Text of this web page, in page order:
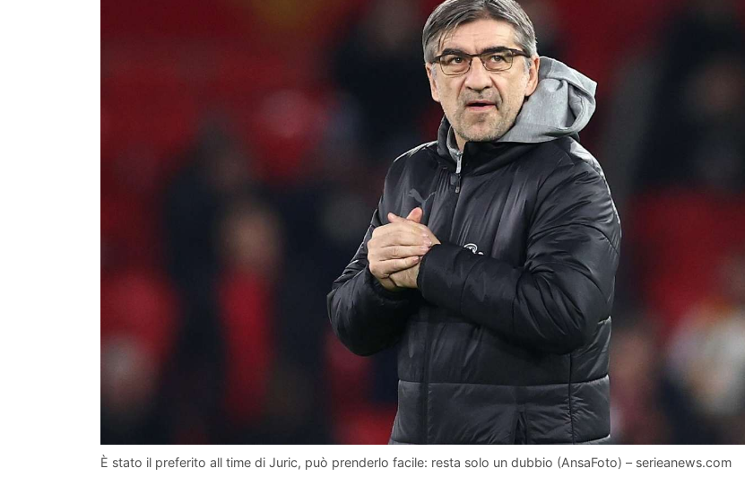
È stato il preferito all time di Juric, può prenderlo facile: resta solo un dubbio (AnsaFoto) – serieanews.com